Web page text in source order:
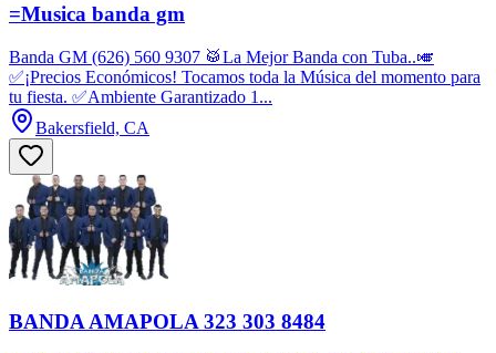
=Musica banda gm
Banda GM (626) 560 9307 🥁La Mejor Banda con Tuba..🎺
✅¡Precios Económicos! Tocamos toda la Música del momento para
tu fiesta. ✅Ambiente Garantizado 1...
Bakersfield, CA
BANDA AMAPOLA 323 303 8484